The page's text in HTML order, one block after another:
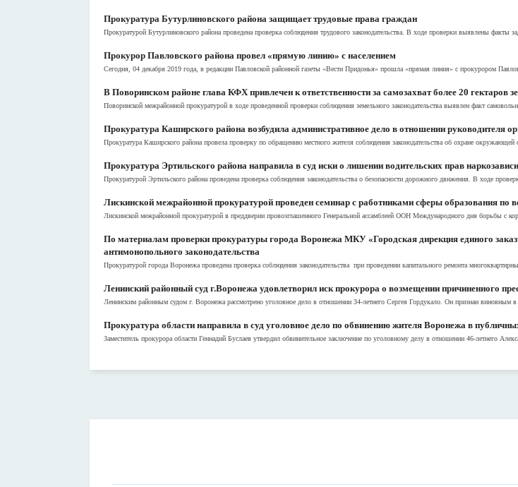
Прокуратура Бутурлиновского района защищает трудовые права граждан
Прокуратурой Бутурлиновского района проведена проверка соблюдения трудового законодательства. В ходе проверки выявлены факты
Прокурор Павловского района провел «прямую линию» с населением
Сегодня, 04 декабря 2019 года, в редакции Павловской районной газеты «Вести Придонья» прошла «прямая линия» с прокурором
В Поворинском районе глава КФХ привлечен к ответственности за самозахват более 20 гектаров
Поворинской межрайонной прокуратурой в ходе проведенной проверки соблюдения земельного законодательства выявлен факт
Прокуратура Каширского района возбудила административное дело в отношении руководителя
Прокуратура Каширского района провела проверку по обращению местного жителя соблюдения законодательства об охране окружающей
Прокуратура Эртильского района направила в суд иски о лишении водительских прав
Прокуратурой Эртильского района проведена проверка соблюдения законодательства о безопасности дорожного движения. В ходе
Лискинской межрайонной прокуратурой проведен семинар с работниками сферы образования
Лискинской межрайонной прокуратурой в преддверии провозглашенного Генеральной ассамблеей ООН Международного дня борьбы с
По материалам проверки прокуратуры города Воронежа МКУ «Городская дирекция единого
антимонопольного законодательства
Прокуратурой города Воронежа проведена проверка соблюдения законодательства при проведении капитального ремонта
Ленинский районный суд г.Воронежа удовлетворил иск прокурора о возмещении причиненного
Ленинским районным судом г. Воронежа рассмотрено уголовное дело в отношении 34-летнего Сергея Гордукало. Он признан
Прокуратура области направила в суд уголовное дело по обвинению жителя Воронежа в
Заместитель прокурора области Геннадий Буслаев утвердил обвинительное заключение по уголовному делу в отношении 46-летнего